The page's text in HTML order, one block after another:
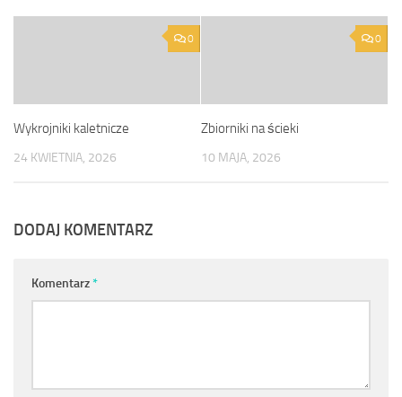
0
Wykrojniki kaletnicze
24 KWIETNIA, 2026
0
Zbiorniki na ścieki
10 MAJA, 2026
DODAJ KOMENTARZ
Komentarz*